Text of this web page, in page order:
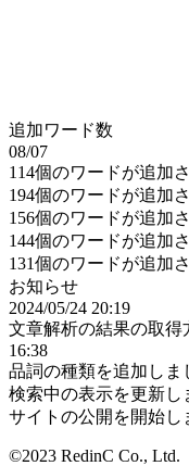
追加ワード数
08/07
114個のワードが追加
194個のワードが追加
156個のワードが追加
144個のワードが追加
131個のワードが追加
お知らせ
2024/05/24 20:19
文章解析の結果の取得
16:38
品詞の種類を追加しま
検索中の表示を更新し
サイトの公開を開始し
©2023 RedinC Co., Ltd.